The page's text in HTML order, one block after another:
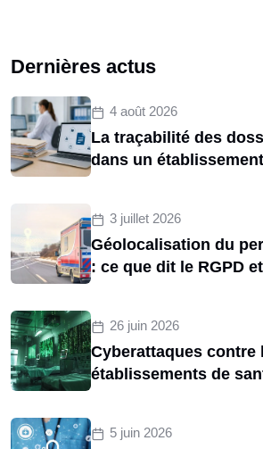
Dernières actus
4 août 2026
La traçabilité des
dans un
3 juillet 2026
Géolocalisation du
: ce que dit le RGPD
26 juin 2026
Cyberattaques contre
établissements de
5 juin 2026